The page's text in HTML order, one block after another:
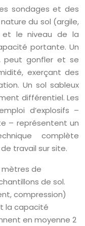
sondages et des
du sol (argile,
et le niveau de la
portante. Un
peut gonfler et se
exerçant des
Un sol sableux
différentiel. Les
d’explosifs –
– représentent un
complète
travail sur site.
mètres de
de sol.
compression)
la capacité
en moyenne 2